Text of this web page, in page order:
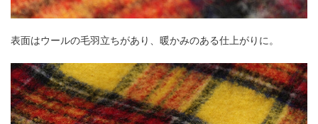
表面はウールの毛羽立ちがあり、暖かみのある仕上がりに。